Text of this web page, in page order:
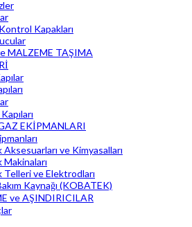
Kapakları
MALZEME TAŞIMA
EKİPMANLARI
Aksesuarları ve Kimyasalları
Makinaları
Telleri ve Elektrodları
Kaynağı (KOBATEK)
ve AŞINDIRICILAR